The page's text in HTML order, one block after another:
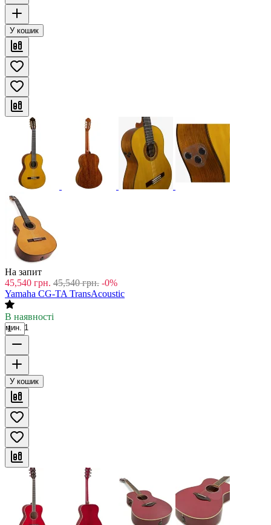
У кошик
На запит
45,540 грн. 45,540 грн. -0%
Yamaha CG-TA TransAcoustic
В наявності
мин. 1
У кошик